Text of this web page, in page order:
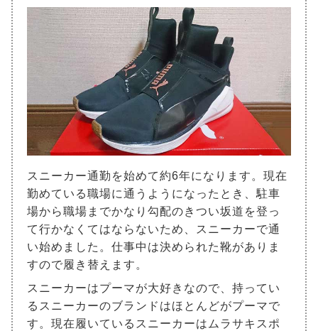
スニーカー通勤を始めて約6年になります。現在
勤めている職場に通うようになったとき、駐車
場から職場までかなり勾配のきつい坂道を登っ
て行かなくてはならないため、スニーカーで通
い始めました。仕事中は決められた靴がありま
すので履き替えます。
スニーカーはプーマが大好きなので、持ってい
るスニーカーのブランドはほとんどがプーマで
す。現在履いているスニーカーはムラサキスポ